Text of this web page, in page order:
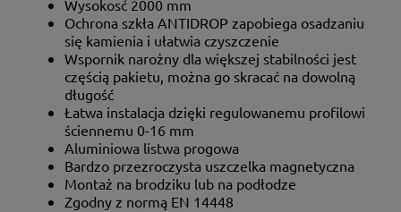
Wysokosć 2000 mm
Ochrona szkła ANTIDROP zapobiega osadzaniu
się kamienia i ułatwia czyszczenie
Wspornik narożny dla większej stabilności jest
częścią pakietu, można go skracać na dowolną
długość
Łatwa instalacja dzięki regulowanemu profilowi
ściennemu 0-16 mm
Aluminiowa listwa progowa
Bardzo przezroczysta uszczelka magnetyczna
Montaż na brodziku lub na podłodze
Zgodny z normą EN 14448